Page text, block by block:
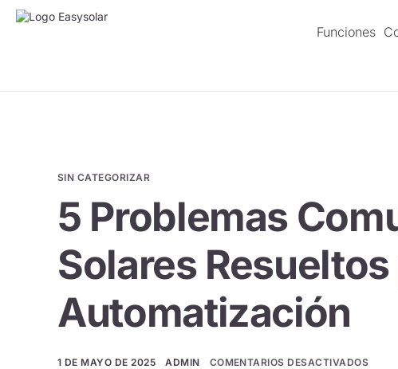
Funciones
SIN CATEGORIZAR
5 Problemas
Solares
Automatización
1 DE MAYO DE 2025 ADMIN COMENTARIOS DESACTIVADOS